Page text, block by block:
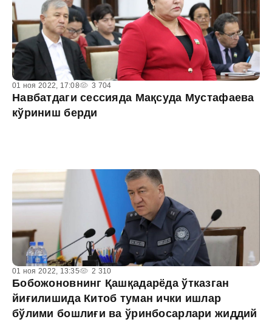
01 ноя 2022, 17:08 3 704
Навбатдаги сессияда Мақсуда Мустафаева
кўриниш берди
01 ноя 2022, 13:35 2 310
Бобожоновнинг Қашқадарёда ўтказган
йиғилишида Китоб туман ички ишлар
бўлими бошлиғи ва ўринбосарлари жиддий